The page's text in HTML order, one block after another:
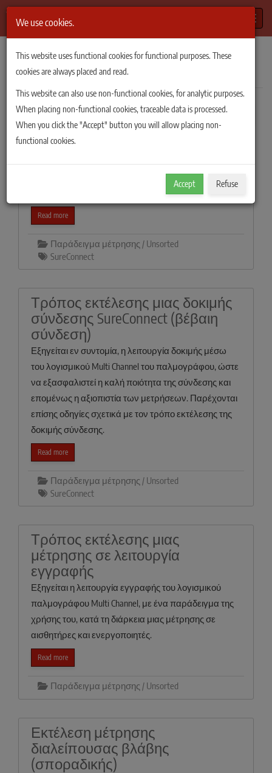
ΆρθραΠαράδειγμα μέτρησης
Showing 1–8 of 35 results
Τρόπος εκτέλεσης μιας
μέτρησης αντίστασης
Εξηγείται, εν συντομία, η μέτρηση της αντίστασης
μέσω του λογισμικού παλμογράφου Multi Channel.
Read more
Παράδειγμα μέτρησης / Unsorted
SureConnect
Τρόπος εκτέλεσης μιας δοκιμής
σύνδεσης SureConnect (βέβαιη
σύνδεση)
Εξηγείται εν συντομία, η λειτουργία δοκιμής μέσω
του λογισμικού Multi Channel του παλμογράφου, ώστε
να εξασφαλιστεί η καλή ποιότητα της σύνδεσης και
επομένως η αξιοπιστία των μετρήσεων. Παρέχονται
επίσης οδηγίες σχετικά με τον τρόπο εκτέλεσης της
δοκιμής σύνδεσης.
Read more
Παράδειγμα μέτρησης / Unsorted
SureConnect
Τρόπος εκτέλεσης μιας
μέτρησης σε λειτουργία
εγγραφής
Εξηγείται η λειτουργία εγγραφής του λογισμικού
παλμογράφου Multi Channel, με ένα παράδειγμα της
χρήσης του, κατά τη διάρκεια μιας μέτρησης σε
αισθητήρες και ενεργοποιητές.
Read more
Παράδειγμα μέτρησης / Unsorted
Εκτέλεση μέτρησης
διαλείπουσας βλάβης
(σποραδικής)
We use cookies.
This website uses functional cookies for functional purposes. These
cookies are always placed and read.
This website can also use non-functional cookies, for analytic purposes.
When placing non-functional cookies, traceable data is processed.
When you click the "Accept" button you will allow placing non-
functional cookies.
Accept Refuse